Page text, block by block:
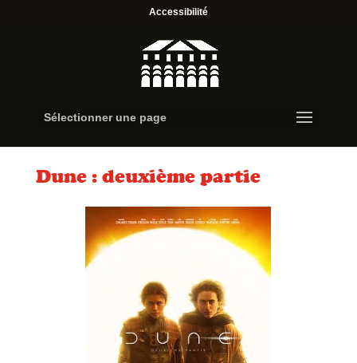
Accessibilité
Sélectionner une page
Dune : deuxième partie